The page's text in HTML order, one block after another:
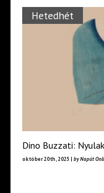
Hetedhét
Dino Buzzati:
október 20th, 2025 | by Napút